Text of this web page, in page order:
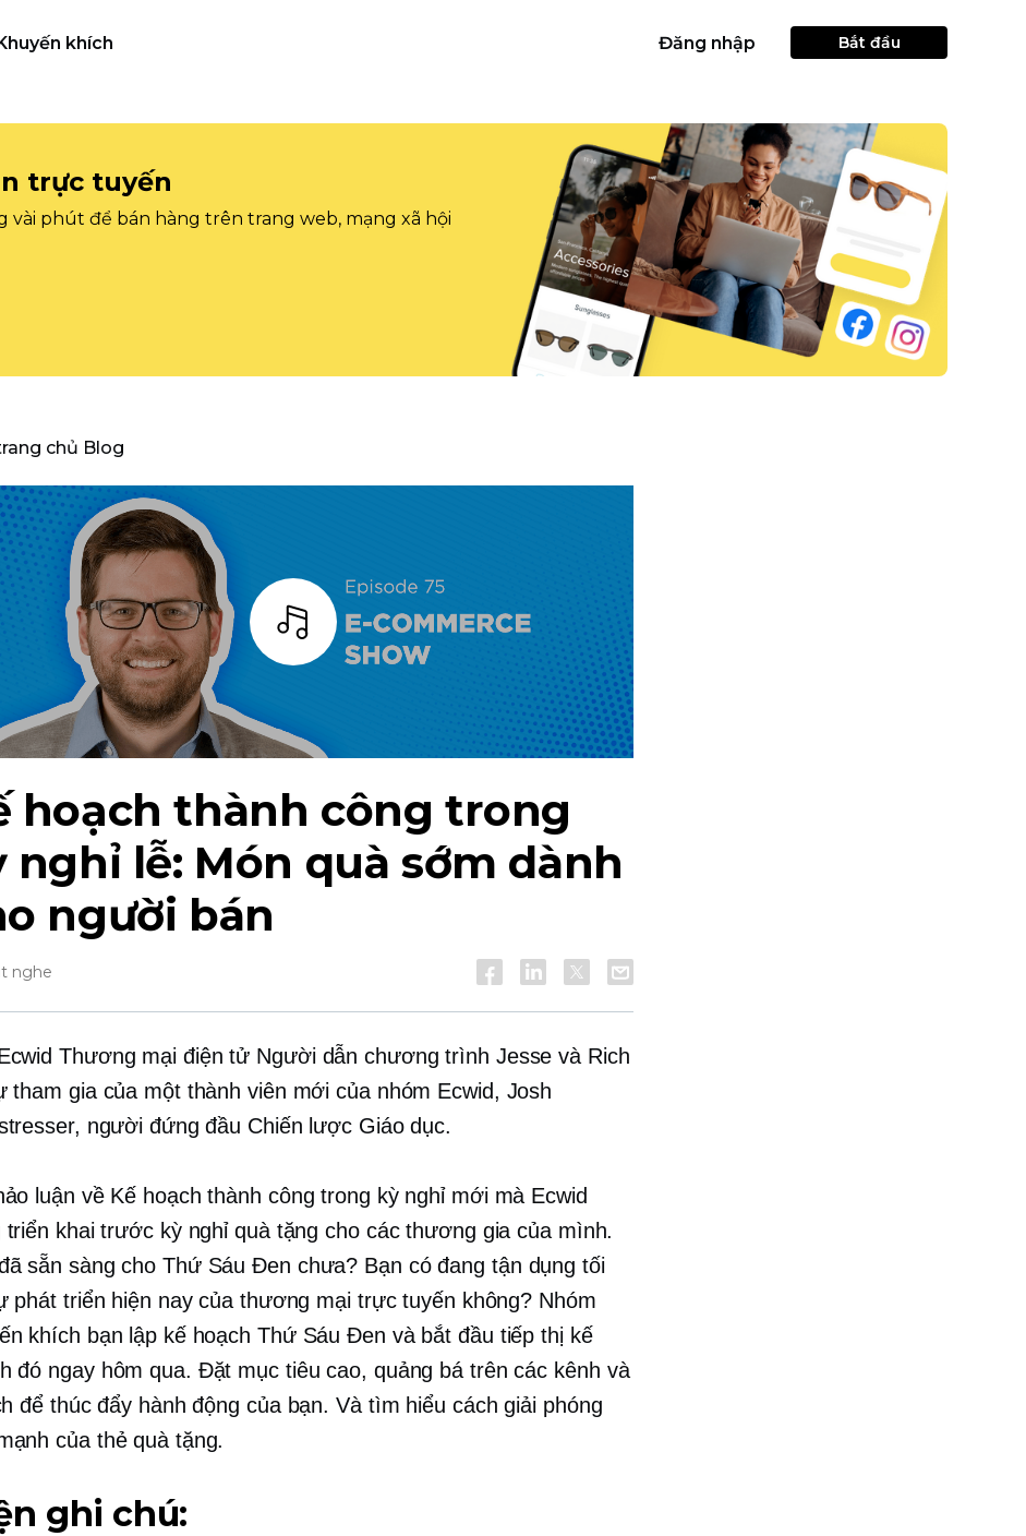
khích Đăng nhập Bắt đầu
trực tuyến
phút để bán hàng trên trang web, mạng xã hội
chủ Blog
hoạch thành công trong
nghỉ lễ: Món quà sớm dành
người bán
nghe
Thương mại điện tử Người dẫn chương trình Jesse và Rich
tham gia của một thành viên mới của nhóm Ecwid, Josh
người đứng đầu Chiến lược Giáo dục.
luận về Kế hoạch thành công trong kỳ nghỉ mới mà Ecwid
triển khaitrước kỳ nghỉquà tặng cho các thương gia của mình.
sẵn sàng cho Thứ Sáu Đen chưa? Bạn có đang tận dụng tối
phát triển hiện nay của thương mại trực tuyến không? Nhóm
khích bạn lập kế hoạch Thứ Sáu Đen và bắt đầu tiếp thị kế
đó ngay hôm qua. Đặt mục tiêu cao, quảng bá trên các kênh và
để thúc đẩy hành động của bạn. Và tìm hiểu cách giải phóng
của thẻ quà tặng.
ghi chú: